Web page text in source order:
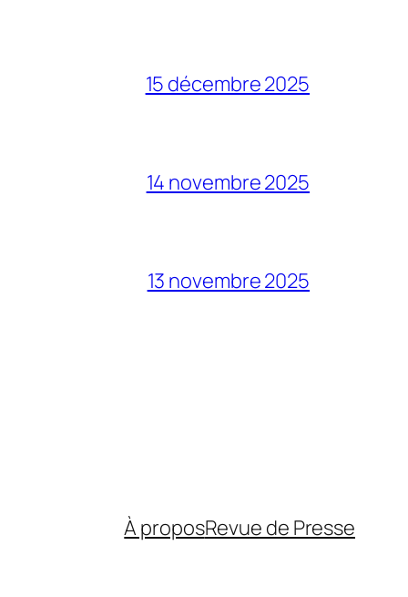
15 décembre 2025
14 novembre 2025
13 novembre 2025
À proposRevue de Presse